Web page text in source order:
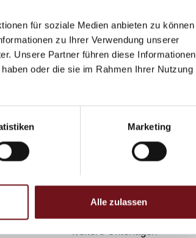
für soziale Medien anbieten zu können
zu Ihrer Verwendung unserer
Unsere Partner führen diese Informationen
oder die sie im Rahmen Ihrer Nutzung
Marketing
Alle zulassen
weitere Unterlagen **